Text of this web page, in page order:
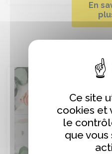
En
Ce site
cookies et
le
que vous